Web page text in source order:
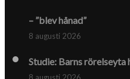
– ”blev hånad”
8 augusti 2026
Studie: Barns